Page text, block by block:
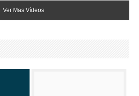
Ver Mas Vídeos